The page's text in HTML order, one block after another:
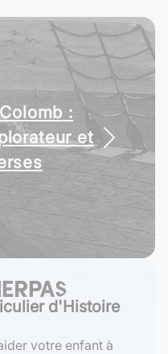
:
et
d'Histoire
votre enfant à